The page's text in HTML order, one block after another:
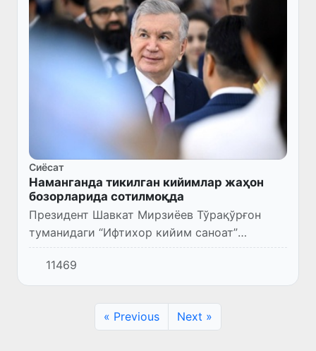
Сиёсат
Наманганда тикилган кийимлар жаҳон
бозорларида сотилмоқда
Президент Шавкат Мирзиёев Тўрақўрғон
туманидаги “Ифтихор кийим саноат”
кластерининг янги корхонаси фаолияти
билан танишди.
11469
« Previous Next »